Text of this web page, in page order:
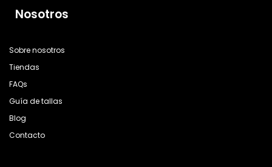
Nosotros
Sobre nosotros
Tiendas
FAQs
Guía de tallas
Blog
Contacto